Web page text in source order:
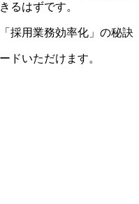
るはずです。
採用業務効率化」の秘訣
ドいただけます。